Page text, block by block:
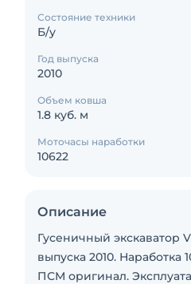
Состояние техники
Б/у
Год выпуска
2010
Объем ковша
1.8 куб. м
Моточасы наработки
10622
Описание
Гусеничный экскаватор
выпуска 2010. Наработка
ПСМ оригинал.